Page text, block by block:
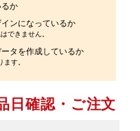
か
ンになっているか
できません。
タを作成しているか
す。
日確認・ご注文